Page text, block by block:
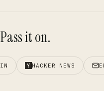
it on.
HACKER NEWS